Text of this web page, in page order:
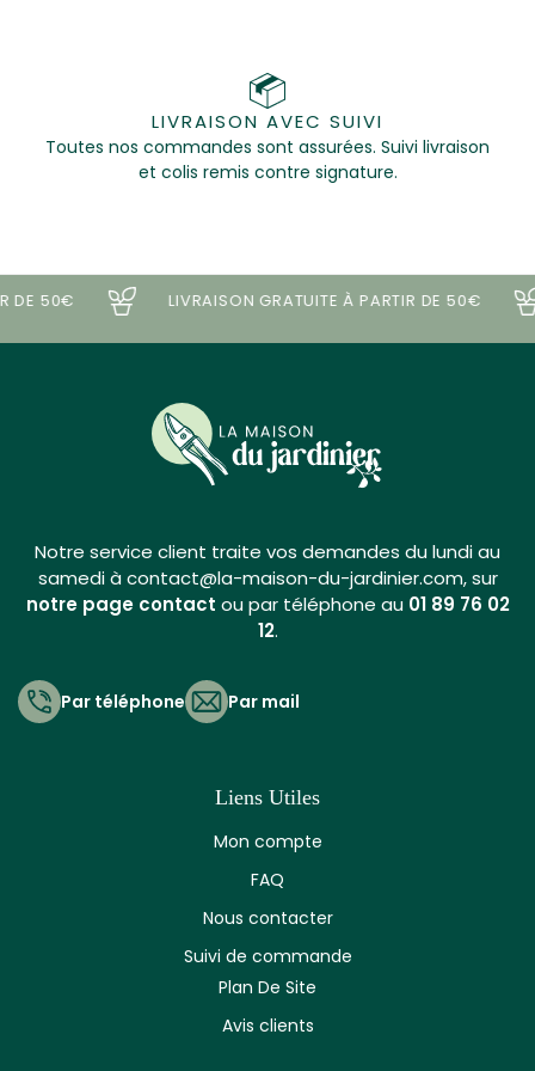
LIVRAISON AVEC SUIVI
Toutes nos commandes sont assurées. Suivi livraison
et colis remis contre signature.
50€ LIVRAISON GRATUITE À PARTIR DE 50€
Notre service client traite vos demandes du lundi au
samedi à contact@la-maison-du-jardinier.com, sur
notre page contact ou par téléphone au 01 89 76 02
12.
Par téléphone Par mail
Liens Utiles
Mon compte
FAQ
Nous contacter
Suivi de commande
Plan De Site
Avis clients